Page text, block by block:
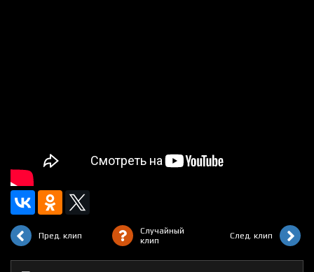
Пред. клип
Случайный
клип
След. клип